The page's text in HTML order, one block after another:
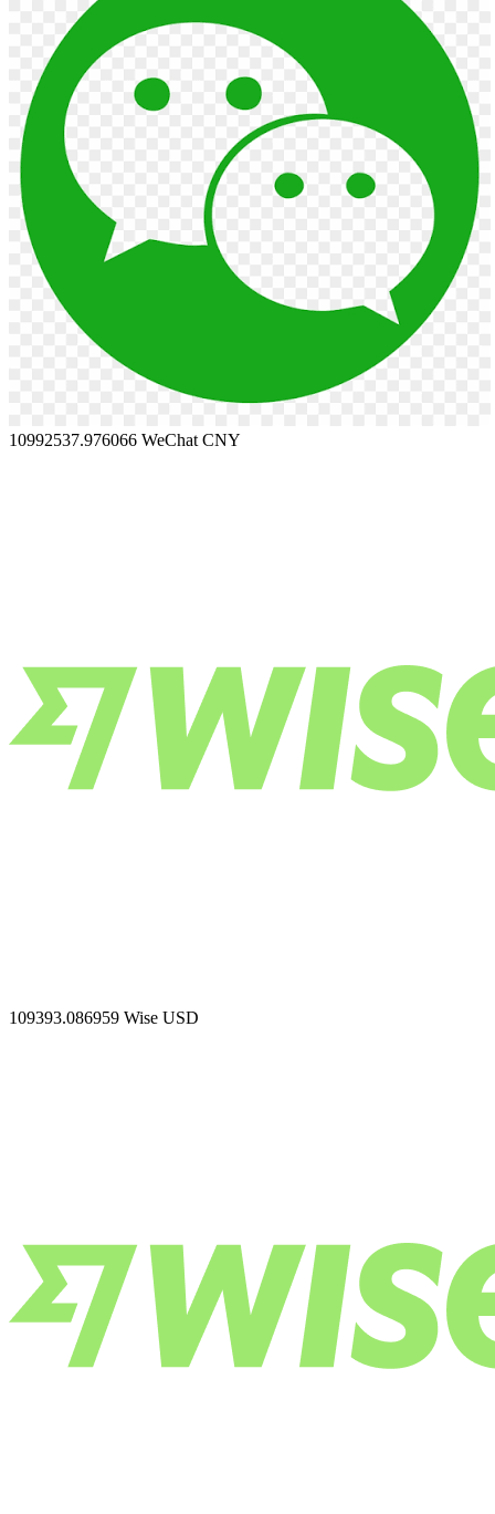
10992537.976066 WeChat CNY
109393.086959 Wise USD